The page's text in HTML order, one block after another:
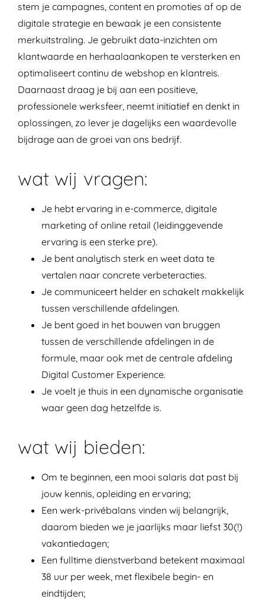
stem je campagnes, content en promoties af op de
digitale strategie en bewaak je een consistente
merkuitstraling. Je gebruikt data-inzichten om
klantwaarde en herhaalaankopen te versterken en
optimaliseert continu de webshop en klantreis.
Daarnaast draag je bij aan een positieve,
professionele werksfeer, neemt initiatief en denkt in
oplossingen, zo lever je dagelijks een waardevolle
bijdrage aan de groei van ons bedrijf.
wat wij vragen:
Je hebt ervaring in e-commerce, digitale
marketing of online retail (leidinggevende
ervaring is een sterke pre).
Je bent analytisch sterk en weet data te
vertalen naar concrete verbeteracties.
Je communiceert helder en schakelt makkelijk
tussen verschillende afdelingen.
Je bent goed in het bouwen van bruggen
tussen de verschillende afdelingen in de
formule, maar ook met de centrale afdeling
Digital Customer Experience.
Je voelt je thuis in een dynamische organisatie
waar geen dag hetzelfde is.
wat wij bieden:
Om te beginnen, een mooi salaris dat past bij
jouw kennis, opleiding en ervaring;
Een werk-privébalans vinden wij belangrijk,
daarom bieden we je jaarlijks maar liefst 30(!)
vakantiedagen;
Een fulltime dienstverband betekent maximaal
38 uur per week, met flexibele begin- en
eindtijden;